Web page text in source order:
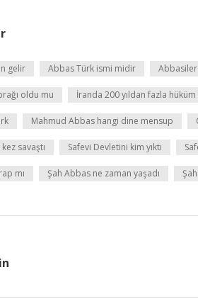
gelir Abbas Türk ismi midir
oldu mu İranda 200 yıldan fazla
Mahmud Abbas hangi dine mensup
savaştı Safevi Devletini kim yıktı
mı Şah Abbas ne zaman yaşadı